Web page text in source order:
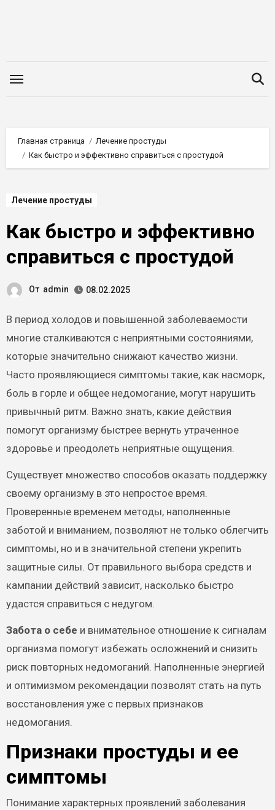
Главная страница
Лечение простуды
Как быстро и эффективно справиться с простудой
Лечение простуды
Как быстро и эффективно
справиться с простудой
От admin 08.02.2025
В период холодов и повышенной заболеваемости
многие сталкиваются с неприятными состояниями,
которые значительно снижают качество жизни.
Часто проявляющиеся симптомы такие, как насморк,
боль в горле и общее недомогание, могут нарушить
привычный ритм. Важно знать, какие действия
помогут организму быстрее вернуть утраченное
здоровье и преодолеть неприятные ощущения.
Существует множество способов оказать поддержку
своему организму в это непростое время.
Проверенные временем методы, наполненные
заботой и вниманием, позволяют не только облегчить
симптомы, но и в значительной степени укрепить
защитные силы. От правильного выбора средств и
кампании действий зависит, насколько быстро
удастся справиться с недугом.
Забота о себе и внимательное отношение к сигналам
организма помогут избежать осложнений и снизить
риск повторных недомоганий. Наполненные энергией
и оптимизмом рекомендации позволят стать на путь
восстановления уже с первых признаков
недомогания.
Признаки простуды и ее
симптомы
Понимание характерных проявлений заболевания